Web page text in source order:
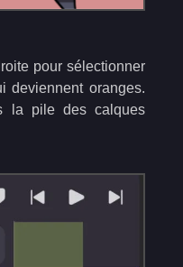
pour sélectionner
deviennent oranges.
la pile des calques